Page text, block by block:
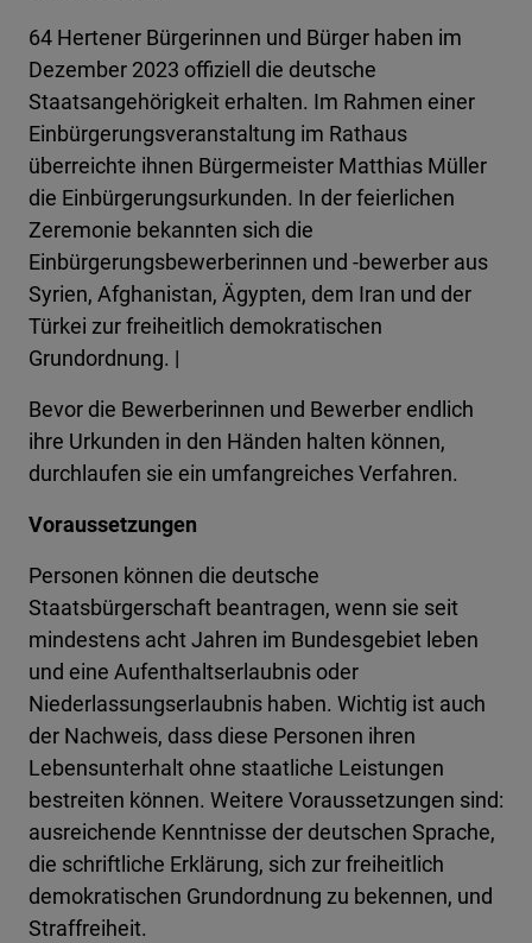
64 Hertener Bürgerinnen und Bürger haben im
Dezember 2023 offiziell die deutsche
Staatsangehörigkeit erhalten. Im Rahmen einer
Einbürgerungsveranstaltung im Rathaus
überreichte ihnen Bürgermeister Matthias Müller
die Einbürgerungsurkunden. In der feierlichen
Zeremonie bekannten sich die
Einbürgerungsbewerberinnen und -bewerber aus
Syrien, Afghanistan, Ägypten, dem Iran und der
Türkei zur freiheitlich demokratischen
Grundordnung. |
Bevor die Bewerberinnen und Bewerber endlich
ihre Urkunden in den Händen halten können,
durchlaufen sie ein umfangreiches Verfahren.
Voraussetzungen
Personen können die deutsche
Staatsbürgerschaft beantragen, wenn sie seit
mindestens acht Jahren im Bundesgebiet leben
und eine Aufenthaltserlaubnis oder
Niederlassungserlaubnis haben. Wichtig ist auch
der Nachweis, dass diese Personen ihren
Lebensunterhalt ohne staatliche Leistungen
bestreiten können. Weitere Voraussetzungen sind:
ausreichende Kenntnisse der deutschen Sprache,
die schriftliche Erklärung, sich zur freiheitlich
demokratischen Grundordnung zu bekennen, und
Straffreiheit.